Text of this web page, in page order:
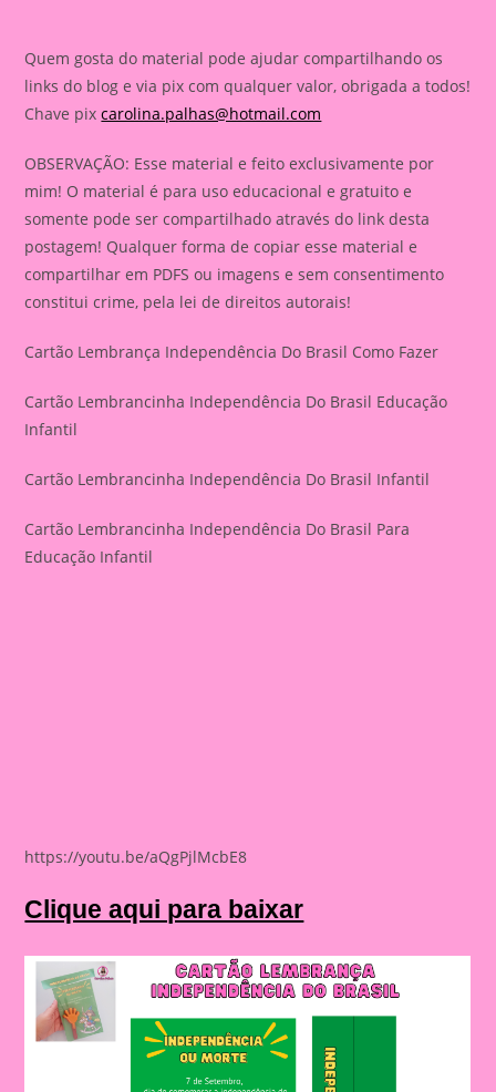
Quem gosta do material pode ajudar compartilhando os
links do blog e via pix com qualquer valor, obrigada a todos!
Chave pixcarolina.palhas@hotmail.com
OBSERVAÇÃO: Esse material e feito exclusivamente por
mim! O material é para uso educacional e gratuito e
somente pode ser compartilhado através do link desta
postagem! Qualquer forma de copiar esse material e
compartilhar em PDFS ou imagens e sem consentimento
constitui crime, pela lei de direitos autorais!
Cartão Lembrança Independência Do Brasil Como Fazer
Cartão Lembrancinha Independência Do Brasil Educação
Infantil
Cartão Lembrancinha Independência Do Brasil Infantil
Cartão Lembrancinha Independência Do Brasil Para
Educação Infantil
https://youtu.be/aQgPjlMcbE8
Clique aqui para baixar